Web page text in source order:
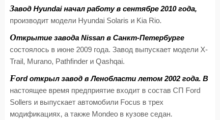
Завод Hyundai начал работу в сентябре 2010 года,
производит модели Hyundai Solaris и Kia Rio.
Открытие завода Nissan в Санкт-Петербурге
состоялось в июне 2009 года. Завод выпускает модели X-
Trail, Murano, Pathfinder и Qashqai.
Fordоткрыл завод в Ленобласти летом 2002 года. В
настоящее время предприятие входит в состав СП Ford
Sollers и выпускает автомобили Focus в трех
модификациях, а также Mondeo в кузове седан.